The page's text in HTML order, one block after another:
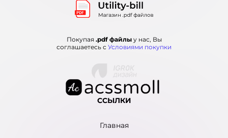
Покупая .pdf файлыу нас, Вы
соглашаетесь с Условиями покупки
ССЫЛКИ
Главная